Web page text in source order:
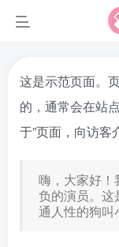
这是示范页面。
的，通常会在站
于”页面，向访客
嗨，大家好！
负的演员。这
通人性的狗叫